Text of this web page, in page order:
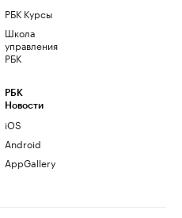
РБК Курсы
Школа
управления
РБК
РБК
Новости
iOS
Android
AppGallery